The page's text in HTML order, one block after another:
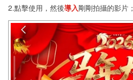
2.點擊使用，然後導入剛剛拍攝的影片；